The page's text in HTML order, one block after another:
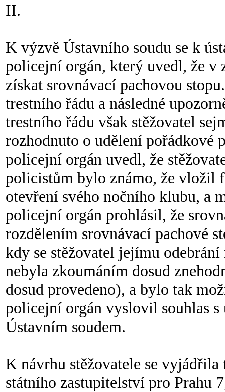
II.
K výzvě Ústavního soudu se k
policejní orgán, který uvedl, že v
získat srovnávací pachovou
trestního řádu a následné
trestního řádu však stěžovatel
rozhodnuto o udělení
policejní orgán uvedl, že
policistům bylo známo, že vložil
otevření svého nočního klubu, a
policejní orgán prohlásil, že
rozdělením srovnávací pachové
kdy se stěžovatel jejímu
nebyla zkoumáním dosud
dosud provedeno), a bylo tak
policejní orgán vyslovil souhlas
Ústavním soudem.
K návrhu stěžovatele se
státního zastupitelství pro Prahu